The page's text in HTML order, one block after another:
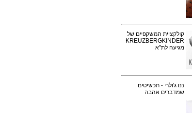
קולקציית המשקפיים של
KREUZBERGKINDER
מגיעה לת"א
ננו ג'ולרי - תכשיטים
שמדברים אהבה